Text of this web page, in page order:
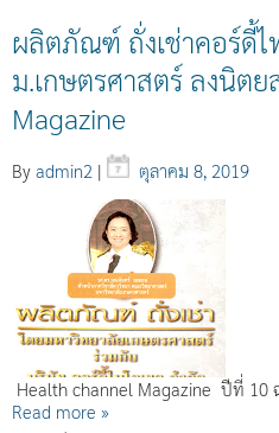
ผลิตภัณฑ์ ถั่งเช่าคอร์ดี้ไ
ม.เกษตรศาสตร์ ลงนิต
Magazine
By admin2 | ตุลาคม 8, 2019
Health channel Magazine ปีที่ 10
Read more »